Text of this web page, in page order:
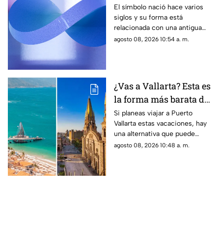
historia detrás del
famoso símbolo
El símbolo nació hace varios
siglos y su forma está
relacionada con una antigua
figura matemática. Cada 8 de
agosto 08, 2026 10:54 a. m.
¿Vas a Vallarta? Esta es
la forma más barata de
viajar desde
Guadalajara en
vacaciones
Si planeas viajar a Puerto
Vallarta estas vacaciones, hay
una alternativa que puede
ayudarte a ahorrar en casetas,
agosto 08, 2026 10:48 a. m.